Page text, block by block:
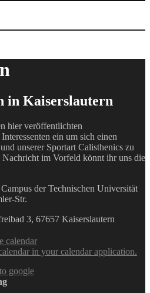
in Kaiserslautern
hier veröffentlichten
ein um sich einen
unserer Sportart Calisthenics zu
im Vorfeld könnt ihr uns die
der Technischen Universität
Str.
3, 67657 Kaiserslautern